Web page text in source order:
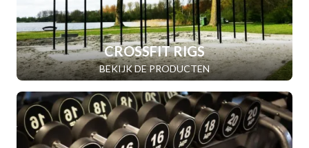
CROSSFIT RIGS
BEKIJK DE PRODUCTEN